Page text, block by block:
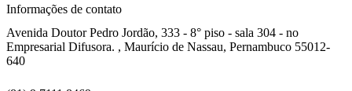
Informações de contato
Avenida Doutor Pedro Jordão, 333 - 8° piso - sala 304 - no
Empresarial Difusora. , Maurício de Nassau, Pernambuco 55012-
640